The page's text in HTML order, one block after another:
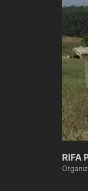
RIFA